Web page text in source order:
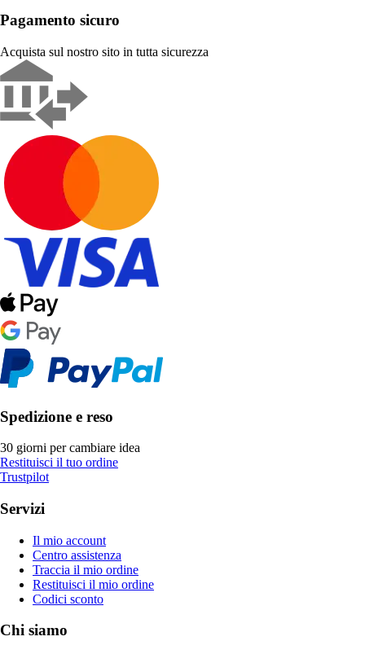
Pagamento sicuro
Acquista sul nostro sito in tutta sicurezza
Spedizione e reso
30 giorni per cambiare idea
Restituisci il tuo ordine
Trustpilot
Servizi
Il mio account
Centro assistenza
Traccia il mio ordine
Restituisci il mio ordine
Codici sconto
Chi siamo